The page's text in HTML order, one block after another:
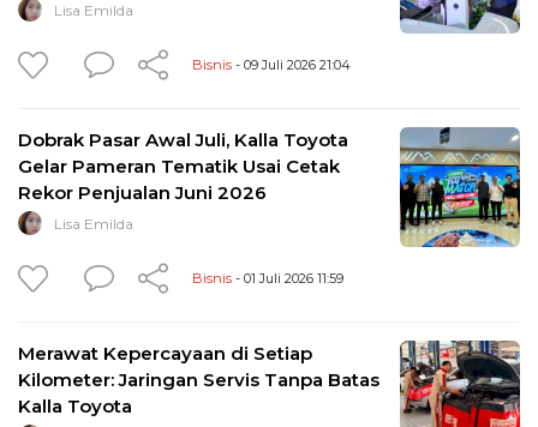
Lisa Emilda
Bisnis - 09 Juli 2026 21:04
Dobrak Pasar Awal Juli, Kalla Toyota
Gelar Pameran Tematik Usai Cetak
Rekor Penjualan Juni 2026
Lisa Emilda
Bisnis - 01 Juli 2026 11:59
Merawat Kepercayaan di Setiap
Kilometer: Jaringan Servis Tanpa Batas
Kalla Toyota